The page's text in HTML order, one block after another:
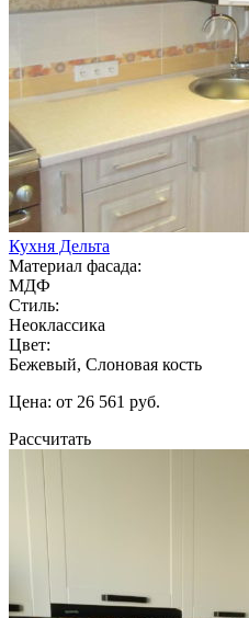
Кухня Дельта
Материал фасада:
МДФ
Стиль:
Неоклассика
Цвет:
Бежевый, Слоновая кость
Цена: от 26 561 руб.
Рассчитать